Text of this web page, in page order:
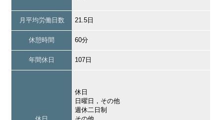
月平均労働日数 21.5日
休憩時間 60分
年間休日 107日
休日
休日
日曜日，その他
週休二日制
その他